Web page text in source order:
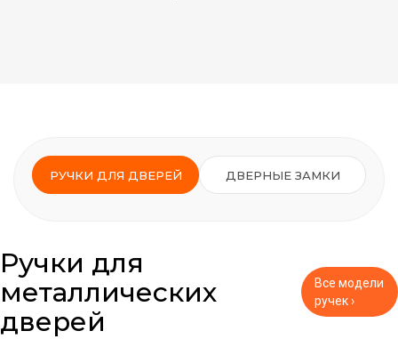
РУЧКИ ДЛЯ ДВЕРЕЙ ДВЕРНЫЕ ЗАМКИ
Ручки для
металлических
дверей
Все модели
ручек ›